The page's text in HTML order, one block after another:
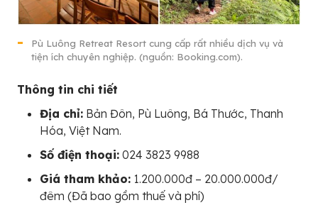
Pù Luông Retreat Resort cung cấp rất nhiều dịch vụ và
tiện ích chuyên nghiệp. (nguồn: Booking.com).
Thông tin chi tiết
Địa chỉ: Bản Đôn, Pù Luông, Bá Thước, Thanh
Hóa, Việt Nam.
Số điện thoại: 024 3823 9988
Giá tham khảo: 1.200.000đ – 20.000.000đ/
đêm (Đã bao gồm thuế và phí)